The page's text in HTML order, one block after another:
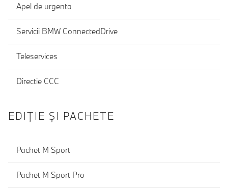
Apel de urgenta
Servicii BMW ConnectedDrive
Teleservices
Directie CCC
EDIŢIE ŞI PACHETE
Pachet M Sport
Pachet M Sport Pro